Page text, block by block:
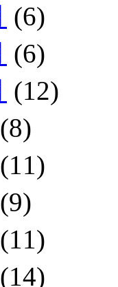
(6)
(6)
(12)
(8)
(11)
(9)
(11)
(14)